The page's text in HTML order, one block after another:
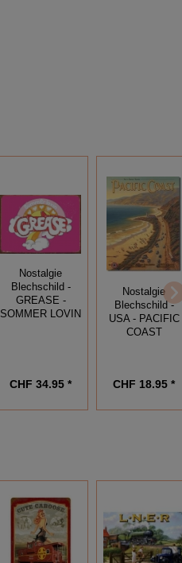
Nostalgie
Blechschild -
GREASE -
SOMMER LOVIN
CHF 34.95 *
Nostalgie
Blechschild -
USA - PACIFIC
COAST
CHF 18.95 *